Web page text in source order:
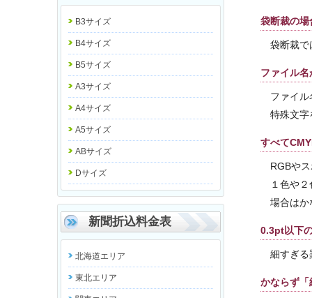
袋断裁の場
袋断裁で
ファイル
ファイ
特殊文字
すべて
RGBや
１色や
場合はか
0.3pt以下
細すぎる
かならず「
B3サイズ
B4サイズ
B5サイズ
A3サイズ
A4サイズ
A5サイズ
ABサイズ
Dサイズ
新聞折込料金表
北海道エリア
東北エリア